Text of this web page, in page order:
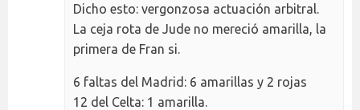
Dicho esto: vergonzosa actuación arbitral.
La ceja rota de Jude no mereció amarilla, la
primera de Fran si.
6 faltas del Madrid: 6 amarillas y 2 rojas
12 del Celta: 1 amarilla.